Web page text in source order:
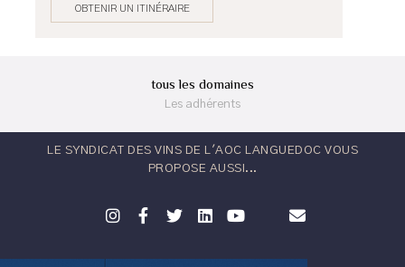
OBTENIR UN ITINÉRAIRE
tous les domaines
Les adhérents
LE SYNDICAT DES VINS DE L'AOC LANGUEDOC VOUS
PROPOSE AUSSI...